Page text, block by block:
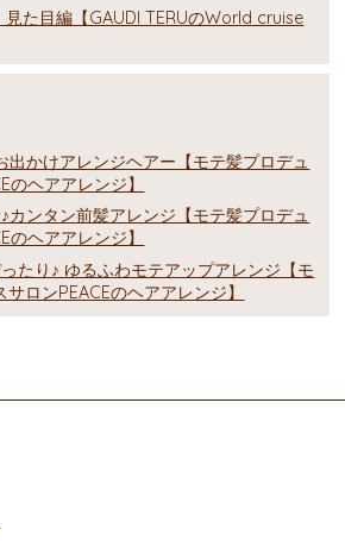
見た目編【GAUDI TERUのWorld cruise
出かけアレンジヘアー【モテ髪プロデュ
のヘアアレンジ】
カンタン前髪アレンジ【モテ髪プロデュ
のヘアアレンジ】
たり♪ ゆるふわモテアップアレンジ【モ
ロンPEACEのヘアアレンジ】